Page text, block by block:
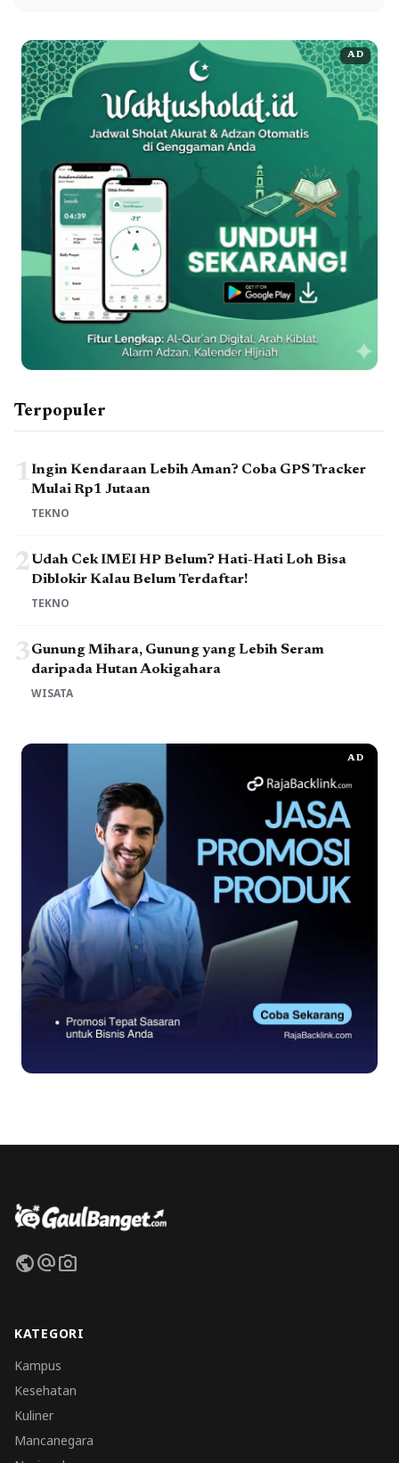
AD
Terpopuler
1Ingin Kendaraan Lebih Aman? Coba GPS Tracker
Mulai Rp1 Jutaan
TEKNO
2Udah Cek IMEI HP Belum? Hati-Hati Loh Bisa
Diblokir Kalau Belum Terdaftar!
TEKNO
3Gunung Mihara, Gunung yang Lebih Seram
daripada Hutan Aokigahara
WISATA
AD
publicalternate_emailphoto_camera
KATEGORI
Kampus
Kesehatan
Kuliner
Mancanegara